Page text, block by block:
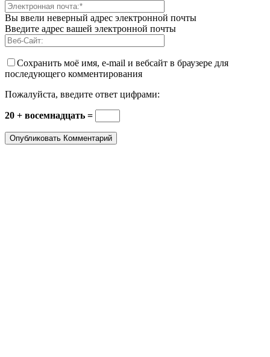
Вы ввели неверный адрес электронной почты
Введите адрес вашей электронной почты
Сохранить моё имя, e-mail и вебсайт в браузере для
последующего комментирования
Пожалуйста, введите ответ цифрами:
20 + восемнадцать =